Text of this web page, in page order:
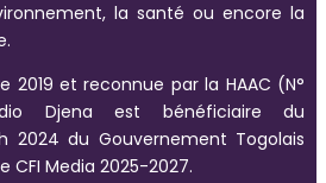
la santé ou encore la
2019 et reconnue par la HAAC (N°
Djena est bénéficiaire du
2024 du Gouvernement Togolais
CFI Media 2025-2027.